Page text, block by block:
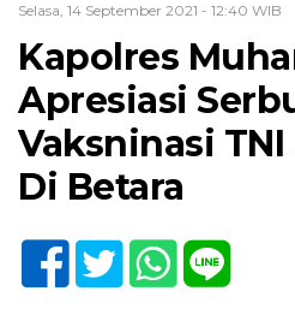
Selasa, 14 September 2021 - 12:40 WIB
Kapolres
Apresiasi
Vaksninasi
Di Betara